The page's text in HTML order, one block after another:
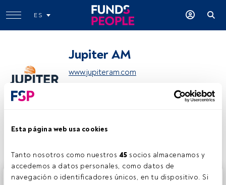
Esta página web usa cookies
Tanto nosotros como nuestros 45 socios almacenamos y
accedemos a datos personales, como datos de
navegación o identificadores únicos, en tu dispositivo. Si
ES
Jupiter AM
www.jupiteram.com
Este es un artículo exclusivo para los usuarios registrados